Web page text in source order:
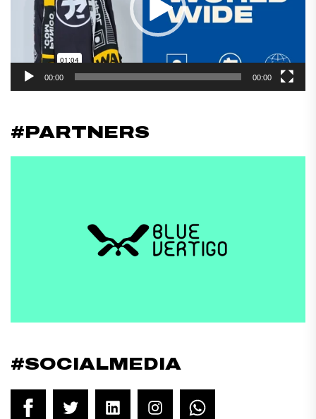
00:00 00:00
#PARTNERS
#SOCIALMEDIA
FacebookTwitter LinkedInInstagram